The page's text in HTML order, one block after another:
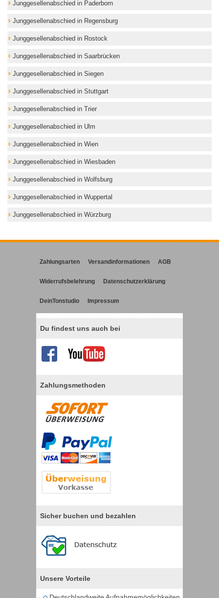
Junggesellenabschied in Paderborn
Junggesellenabschied in Regensburg
Junggesellenabschied in Rostock
Junggesellenabschied in Saarbrücken
Junggesellenabschied in Siegen
Junggesellenabschied in Stuttgart
Junggesellenabschied in Trier
Junggesellenabschied in Ulm
Junggesellenabschied in Wien
Junggesellenabschied in Wiesbaden
Junggesellenabschied in Wolfsburg
Junggesellenabschied in Wuppertal
Junggesellenabschied in Würzburg
Zahlungsarten Versandinformationen AGB
Widerrufsbelehrung Datenschutzerklärung
DeinTonstudio Impressum
Du findest uns auch bei
Zahlungsmethoden
Sicher buchen und bezahlen
Unsere Vorteile